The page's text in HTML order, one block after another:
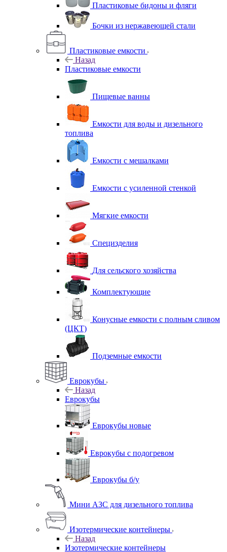
Пластиковые бидоны и фляги
Бочки из нержавеющей стали
Пластиковые емкости
Назад
Пластиковые емкости
Пищевые ванны
Емкости для воды и дизельного
топлива
Емкости с мешалками
Емкости с усиленной стенкой
Мягкие емкости
Специзделия
Для сельского хозяйства
Комплектующие
Конусные емкости с полным сливом
(ЦКТ)
Подземные емкости
Еврокубы
Назад
Еврокубы
Еврокубы новые
Еврокубы с подогревом
Еврокубы б/у
Мини АЗС для дизельного топлива
Изотермические контейнеры
Назад
Изотермические контейнеры